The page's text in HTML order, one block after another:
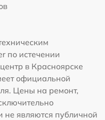
по истечении
в Красноярске
официальной
Цены на ремонт,
не являются публичной